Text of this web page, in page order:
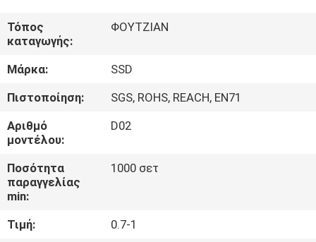
ΠΕΡΊΠΟΥ
ΕΜΕΊΣ
ΓΎΡΟΣ
ΕΡΓΟΣΤΑΣΊΩΝ
ΠΟΙΟΤΙΚΌΣ
Τόπος
καταγωγής:
ΦΟΥΤΖΙΑΝ
Μάρκα:
SSD
Πιστοποίηση:
SGS, ROHS, REACH, EN71
Αριθμό
μοντέλου:
D02
Ποσότητα
παραγγελίας
min:
1000 σετ
Τιμή:
0.7-1